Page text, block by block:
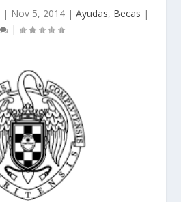
| Nov 5, 2014 | Ayudas, Becas |
|